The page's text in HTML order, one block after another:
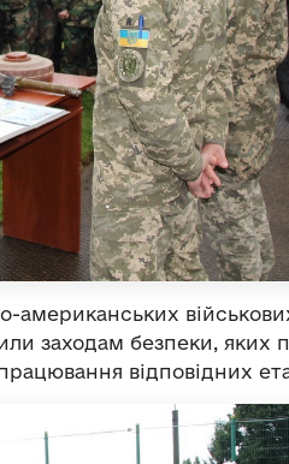
американських
заходам безпеки, яких
відповідних